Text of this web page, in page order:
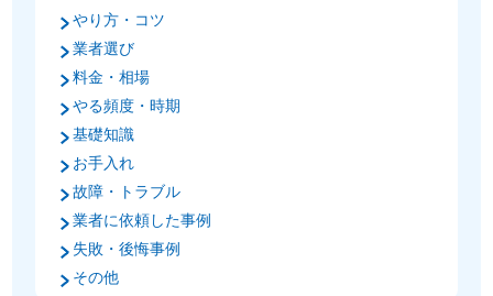
やり方・コツ
業者選び
料金・相場
やる頻度・時期
基礎知識
お手入れ
故障・トラブル
業者に依頼した事例
失敗・後悔事例
その他